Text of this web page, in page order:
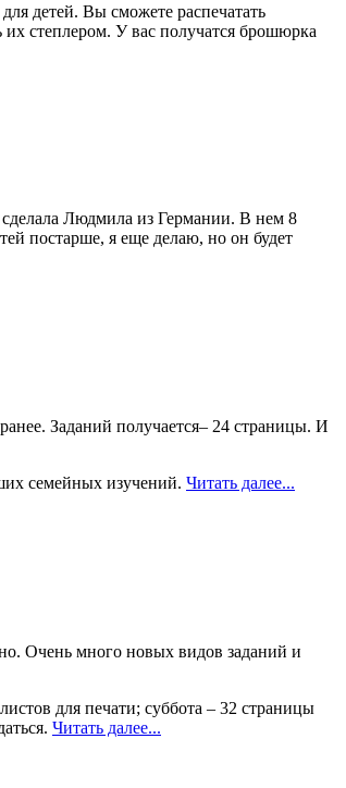
детей. Вы сможете распечатать
степлером. У вас получатся брошюрка
Людмила из Германии. В нем 8
постарше, я еще делаю, но он будет
Заданий получается– 24 страницы. И
семейных изучений. Читать далее...
Очень много новых видов заданий и
для печати; суббота – 32 страницы
Читать далее...